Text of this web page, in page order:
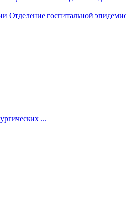
Отделение госпитальной
...